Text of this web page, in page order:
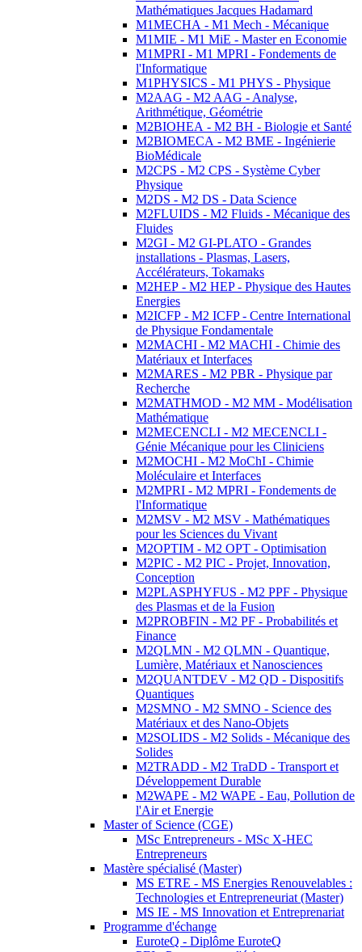
Mathématiques Jacques Hadamard
M1MECHA - M1 Mech - Mécanique
M1MIE - M1 MiE - Master en Economie
M1MPRI - M1 MPRI - Fondements de
l'Informatique
M1PHYSICS - M1 PHYS - Physique
M2AAG - M2 AAG - Analyse,
Arithmétique, Géométrie
M2BIOHEA - M2 BH - Biologie et Santé
M2BIOMECA - M2 BME - Ingénierie
BioMédicale
M2CPS - M2 CPS - Système Cyber
Physique
M2DS - M2 DS - Data Science
M2FLUIDS - M2 Fluids - Mécanique des
Fluides
M2GI - M2 GI-PLATO - Grandes
installations - Plasmas, Lasers,
Accélérateurs, Tokamaks
M2HEP - M2 HEP - Physique des Hautes
Energies
M2ICFP - M2 ICFP - Centre International
de Physique Fondamentale
M2MACHI - M2 MACHI - Chimie des
Matériaux et Interfaces
M2MARES - M2 PBR - Physique par
Recherche
M2MATHMOD - M2 MM - Modélisation
Mathématique
M2MECENCLI - M2 MECENCLI -
Génie Mécanique pour les Cliniciens
M2MOCHI - M2 MoChI - Chimie
Moléculaire et Interfaces
M2MPRI - M2 MPRI - Fondements de
l'Informatique
M2MSV - M2 MSV - Mathématiques
pour les Sciences du Vivant
M2OPTIM - M2 OPT - Optimisation
M2PIC - M2 PIC - Projet, Innovation,
Conception
M2PLASPHYFUS - M2 PPF - Physique
des Plasmas et de la Fusion
M2PROBFIN - M2 PF - Probabilités et
Finance
M2QLMN - M2 QLMN - Quantique,
Lumière, Matériaux et Nanosciences
M2QUANTDEV - M2 QD - Dispositifs
Quantiques
M2SMNO - M2 SMNO - Science des
Matériaux et des Nano-Objets
M2SOLIDS - M2 Solids - Mécanique des
Solides
M2TRADD - M2 TraDD - Transport et
Développement Durable
M2WAPE - M2 WAPE - Eau, Pollution de
l'Air et Energie
Master of Science (CGE)
MSc Entrepreneurs - MSc X-HEC
Entrepreneurs
Mastère spécialisé (Master)
MS ETRE - MS Energies Renouvelables :
Technologies et Entrepreneuriat (Master)
MS IE - MS Innovation et Entreprenariat
Programme d'échange
EuroteQ - Diplôme EuroteQ